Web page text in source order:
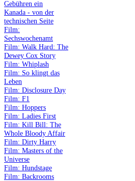
Gebühren ein
Kanada - von der
technischen Seite
Film:
Sechswochenamt
Film: Walk Hard: The
Dewey Cox Story
Film: Whiplash
Film: So klingt das
Leben
Film: Disclosure Day
Film: F1
Film: Hoppers
Film: Ladies First
Film: Kill Bill: The
Whole Bloody Affair
Film: Dirty Harry
Film: Masters of the
Universe
Film: Hundstage
Film: Backrooms